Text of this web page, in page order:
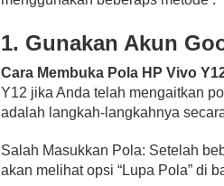
1. Gunakan Akun
Cara Membuka Pola HP Vivo
Y12 jika Anda telah mengaitkan
adalah langkah-langkahnya
Salah Masukkan Pola: Setelah
akan melihat opsi “Lupa Pola” di